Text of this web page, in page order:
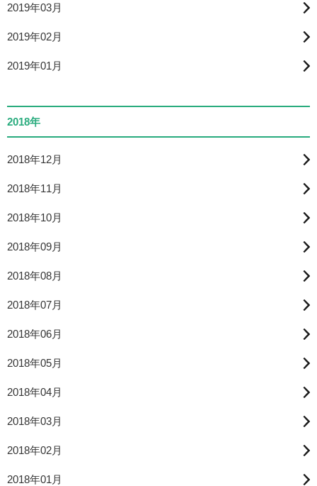
2019年03月
2019年02月
2019年01月
2018年
2018年12月
2018年11月
2018年10月
2018年09月
2018年08月
2018年07月
2018年06月
2018年05月
2018年04月
2018年03月
2018年02月
2018年01月